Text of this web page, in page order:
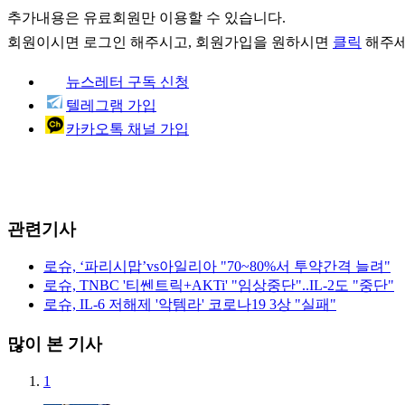
추가내용은 유료회원만 이용할 수 있습니다.
회원이시면 로그인 해주시고, 회원가입을 원하시면 클릭 해주
뉴스레터 구독 신청
텔레그램 가입
카카오톡 채널 가입
관련기사
로슈, ‘파리시맙’vs아일리아 "70~80%서 투약간격 늘려"
로슈, TNBC '티쎈트릭+AKTi' "임상중단"..IL-2도 "중단"
로슈, IL-6 저해제 '악템라' 코로나19 3상 "실패"
많이 본 기사
1